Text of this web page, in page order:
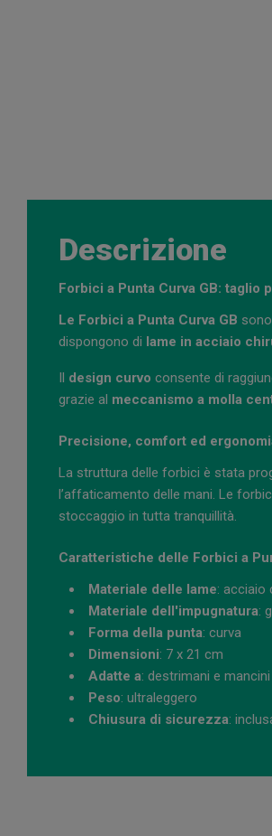
Descrizione
Forbici a Punta Curva GB:
Le Forbici a Punta Curva GB
dispongono di lame in acciaio
design curvo consente di
grazie al meccanismo a molla
Precisione, comfort ed
La struttura delle forbici è stata
l’affaticamento delle mani. Le
stoccaggio in tutta tranquillità.
Caratteristiche delle Forbici a
Materiale delle lame: acciaio
Materiale dell'impugnatura:
Forma della punta: curva
Dimensioni: 7 x 21 cm
Adatte a: destrimani e mancini
Peso: ultraleggero
Chiusura di sicurezza: